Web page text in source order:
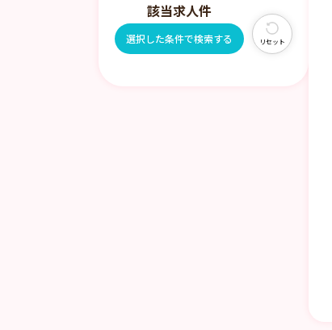
該当求人件
選択した条件で検索する リセット